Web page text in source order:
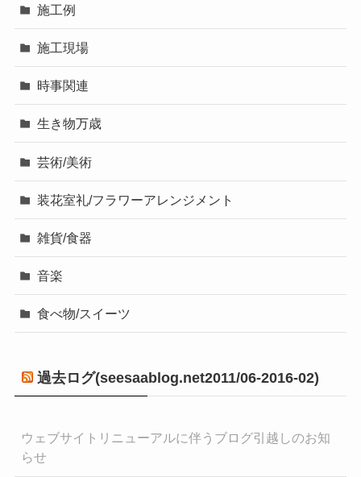
施工例
施工現場
時事関連
生き物万歳
芸術/美術
装花室礼/フラワーアレンジメント
雑貨/食器
音楽
食べ物/スイーツ
過去ログ(seesaablog.net2011/06-2016-02)
ウェブサイトリニューアルに伴うブログ引越しのお知
らせ